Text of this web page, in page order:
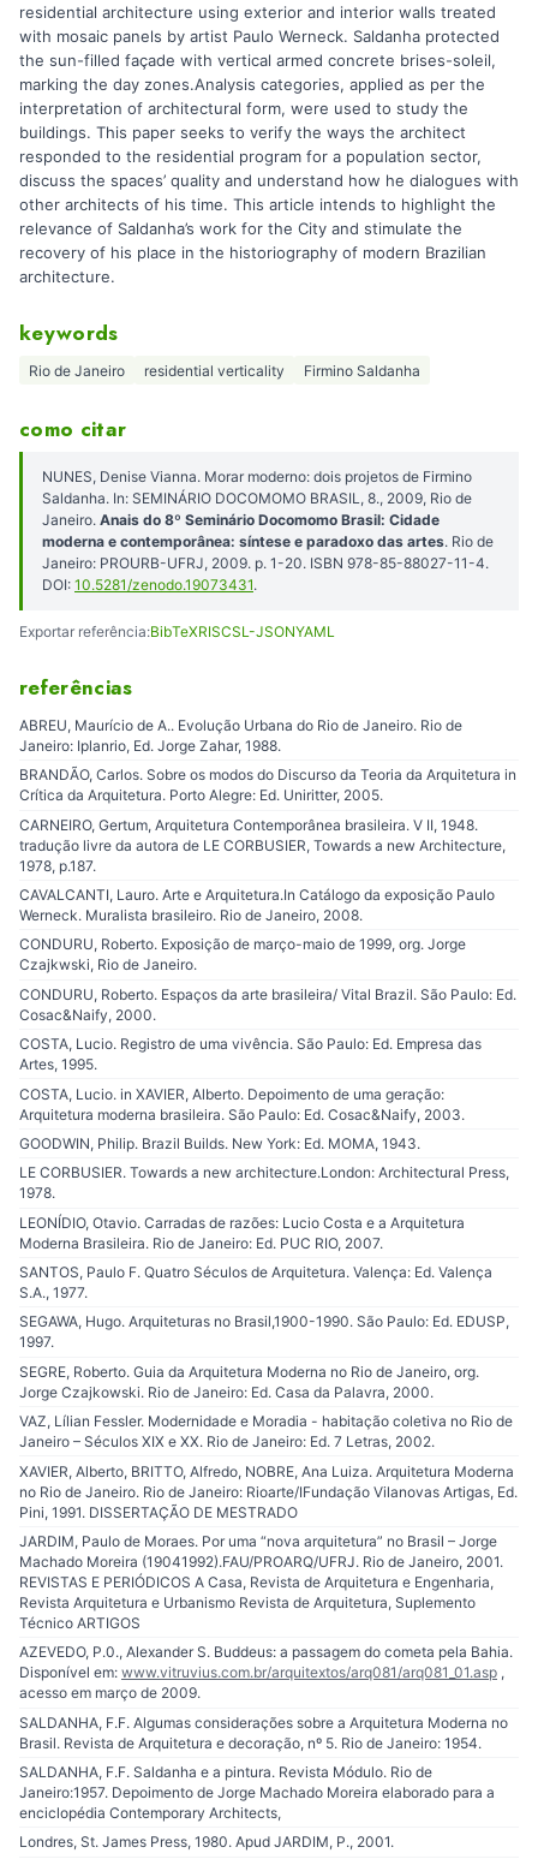
residential architecture using exterior and interior walls treated
with mosaic panels by artist Paulo Werneck. Saldanha protected
the sun-filled façade with vertical armed concrete brises-soleil,
marking the day zones.Analysis categories, applied as per the
interpretation of architectural form, were used to study the
buildings. This paper seeks to verify the ways the architect
responded to the residential program for a population sector,
discuss the spaces’ quality and understand how he dialogues with
other architects of his time. This article intends to highlight the
relevance of Saldanha’s work for the City and stimulate the
recovery of his place in the historiography of modern Brazilian
architecture.
keywords
Rio de Janeiro residential verticality Firmino Saldanha
como citar
NUNES, Denise Vianna. Morar moderno: dois projetos de Firmino
Saldanha. In: SEMINÁRIO DOCOMOMO BRASIL, 8., 2009, Rio de
Janeiro. Anais do 8º Seminário Docomomo Brasil: Cidade
moderna e contemporânea: síntese e paradoxo das artes. Rio de
Janeiro: PROURB-UFRJ, 2009. p. 1-20. ISBN 978-85-88027-11-4.
DOI: 10.5281/zenodo.19073431.
Exportar referência:BibTeXRISCSL-JSONYAML
referências
ABREU, Maurício de A.. Evolução Urbana do Rio de Janeiro. Rio de
Janeiro: Iplanrio, Ed. Jorge Zahar, 1988.
BRANDÃO, Carlos. Sobre os modos do Discurso da Teoria da Arquitetura in
Crítica da Arquitetura. Porto Alegre: Ed. Uniritter, 2005.
CARNEIRO, Gertum, Arquitetura Contemporânea brasileira. V II, 1948.
tradução livre da autora de LE CORBUSIER, Towards a new Architecture,
1978, p.187.
CAVALCANTI, Lauro. Arte e Arquitetura.In Catálogo da exposição Paulo
Werneck. Muralista brasileiro. Rio de Janeiro, 2008.
CONDURU, Roberto. Exposição de março-maio de 1999, org. Jorge
Czajkwski, Rio de Janeiro.
CONDURU, Roberto. Espaços da arte brasileira/ Vital Brazil. São Paulo: Ed.
Cosac&Naify, 2000.
COSTA, Lucio. Registro de uma vivência. São Paulo: Ed. Empresa das
Artes, 1995.
COSTA, Lucio. in XAVIER, Alberto. Depoimento de uma geração:
Arquitetura moderna brasileira. São Paulo: Ed. Cosac&Naify, 2003.
GOODWIN, Philip. Brazil Builds. New York: Ed. MOMA, 1943.
LE CORBUSIER. Towards a new architecture.London: Architectural Press,
1978.
LEONÍDIO, Otavio. Carradas de razões: Lucio Costa e a Arquitetura
Moderna Brasileira. Rio de Janeiro: Ed. PUC RIO, 2007.
SANTOS, Paulo F. Quatro Séculos de Arquitetura. Valença: Ed. Valença
S.A., 1977.
SEGAWA, Hugo. Arquiteturas no Brasil,1900-1990. São Paulo: Ed. EDUSP,
1997.
SEGRE, Roberto. Guia da Arquitetura Moderna no Rio de Janeiro, org.
Jorge Czajkowski. Rio de Janeiro: Ed. Casa da Palavra, 2000.
VAZ, Lílian Fessler. Modernidade e Moradia - habitação coletiva no Rio de
Janeiro – Séculos XIX e XX. Rio de Janeiro: Ed. 7 Letras, 2002.
XAVIER, Alberto, BRITTO, Alfredo, NOBRE, Ana Luiza. Arquitetura Moderna
no Rio de Janeiro. Rio de Janeiro: Rioarte/IFundação Vilanovas Artigas, Ed.
Pini, 1991. DISSERTAÇÃO DE MESTRADO
JARDIM, Paulo de Moraes. Por uma “nova arquitetura” no Brasil – Jorge
Machado Moreira (19041992).FAU/PROARQ/UFRJ. Rio de Janeiro, 2001.
REVISTAS E PERIÓDICOS A Casa, Revista de Arquitetura e Engenharia,
Revista Arquitetura e Urbanismo Revista de Arquitetura, Suplemento
Técnico ARTIGOS
AZEVEDO, P.0., Alexander S. Buddeus: a passagem do cometa pela Bahia.
Disponível em: www.vitruvius.com.br/arquitextos/arq081/arq081_01.asp ,
acesso em março de 2009.
SALDANHA, F.F. Algumas considerações sobre a Arquitetura Moderna no
Brasil. Revista de Arquitetura e decoração, nº 5. Rio de Janeiro: 1954.
SALDANHA, F.F. Saldanha e a pintura. Revista Módulo. Rio de
Janeiro:1957. Depoimento de Jorge Machado Moreira elaborado para a
enciclopédia Contemporary Architects,
Londres, St. James Press, 1980. Apud JARDIM, P., 2001.